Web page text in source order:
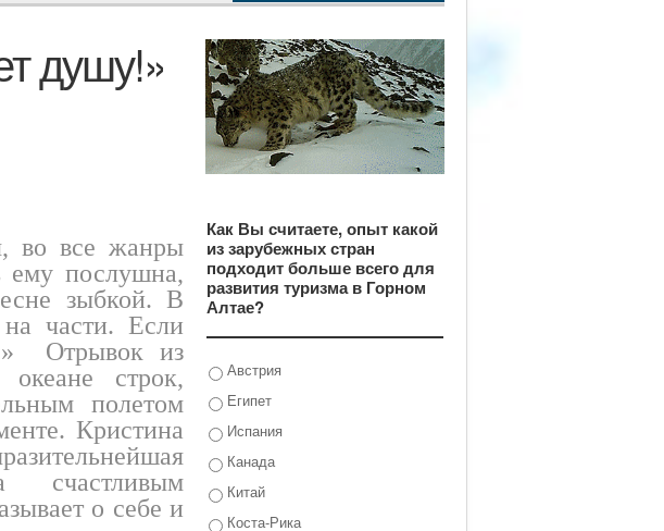
душу!»
во все жанры
ему послушна,
зыбкой. В
части. Если
Отрывок из
строк,
полетом
Кристина
счастливым
о себе и
Как Вы считаете, опыт какой
из зарубежных стран
подходит больше всего для
развития туризма в Горном
Алтае?
Австрия
Египет
Испания
Канада
Китай
Коста-Рика